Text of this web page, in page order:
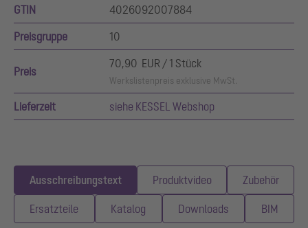
GTIN 4026092007884
Preisgruppe 10
Preis
70,90 EUR / 1 Stück
Werkslistenpreis exklusive MwSt.
Lieferzeit siehe KESSEL Webshop
Ausschreibungstext Produktvideo Zubehör
Ersatzteile Katalog Downloads BIM